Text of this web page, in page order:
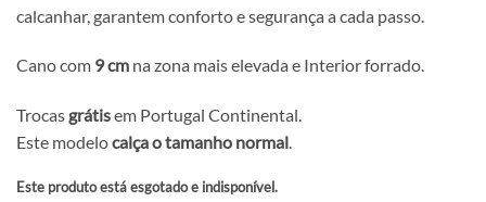
calcanhar, garantem conforto e segurança a cada passo.
Cano com 9 cm na zona mais elevada e Interior forrado.
Trocas grátisem Portugal Continental.
Este modelocalça o tamanho normal.
Este produto está esgotado e indisponível.
Alternative: